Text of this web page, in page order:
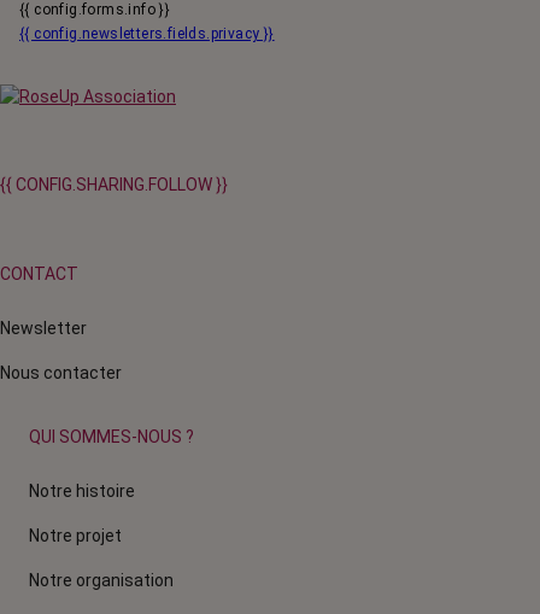
{{ config.forms.info }}
{{ config.newsletters.fields.privacy }}
{{ CONFIG.SHARING.FOLLOW }}
CONTACT
Newsletter
Nous contacter
QUI SOMMES-NOUS ?
Notre histoire
Notre projet
Notre organisation